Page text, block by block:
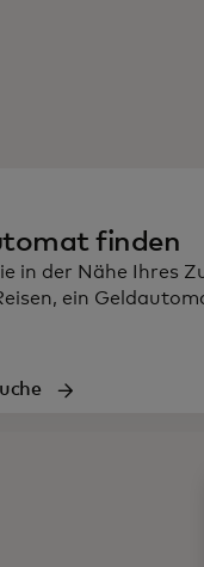
finden
in der Nähe Ihres
ein